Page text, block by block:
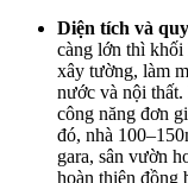
Diện tích và
càng lớn thì khối
xây tường, làm
nước và nội
công năng đơn
đó, nhà
gara, sân vườn
hoàn thiện đồng